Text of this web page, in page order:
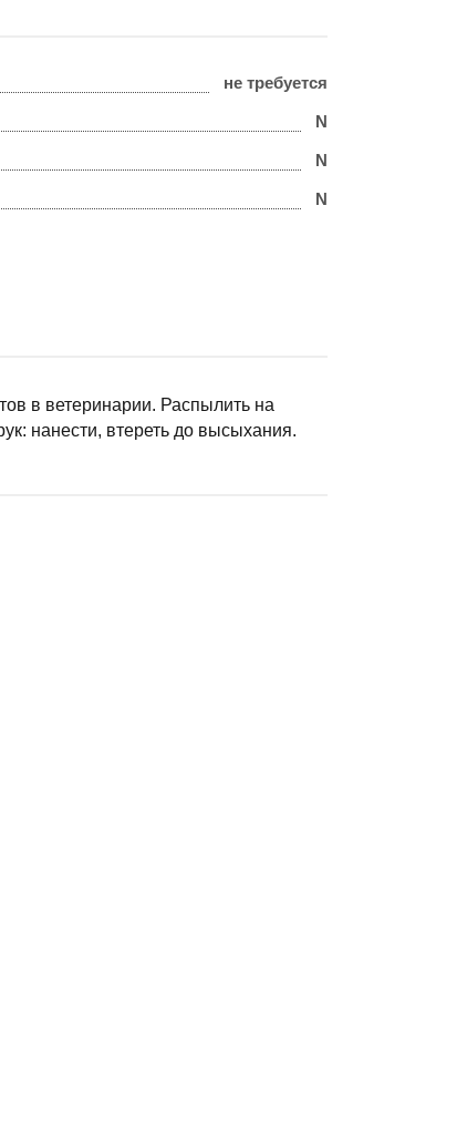
не требуется
N
N
N
в ветеринарии. Распылить на
нанести, втереть до высыхания.